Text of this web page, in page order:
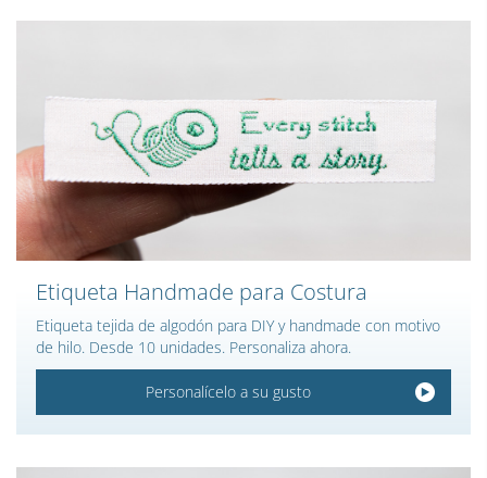
Etiqueta Handmade para Costura
Etiqueta tejida de algodón para DIY y handmade con motivo
de hilo. Desde 10 unidades. Personaliza ahora.
Personalícelo a su gusto